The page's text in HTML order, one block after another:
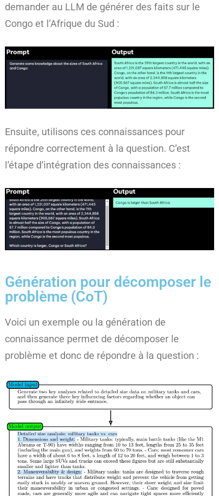
demander au LLM de générer des faits sur le
Congo et l’Afrique du Sud :
Ensuite, utilisons ces connaissances pour
répondre correctement à la question. C’est
l’étape d’intégration des connaissances :
Génération pour décomposer le
problème (CoT)
Voici un exemple ou la génération de
connaissance permet de décomposer le
problème et donc de répondre à la question :